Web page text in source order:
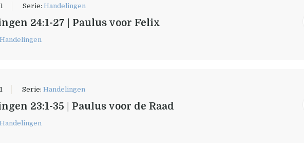
Serie:Handelingen
24:1-27 | Paulus voor Felix
Handelingen
Serie:Handelingen
23:1-35 | Paulus voor de Raad
Handelingen